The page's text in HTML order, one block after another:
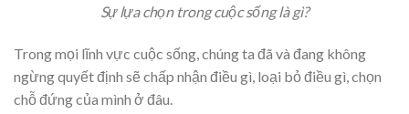
Sự lựa chọn trong cuộc sống là gì?
Trong mọi lĩnh vực cuộc sống, chúng ta đã và đang không
ngừng quyết định sẽ chấp nhận điều gì, loại bỏ điều gì, chọn
chỗ đứng của mình ở đâu.